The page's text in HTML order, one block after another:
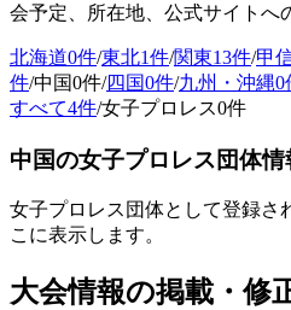
会予定、所在地、公式サイトへ
北海道0件/東北1件/関東13件/甲
件/中国0件/四国0件/九州・沖縄0
すべて4件/女子プロレス0件
中国の女子プロレス団体
女子プロレス団体として登録さ
こに表示します。
大会情報の掲載・修